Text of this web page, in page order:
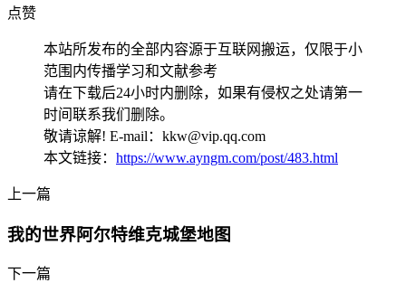
点赞
本站所发布的全部内容源于互联网搬运，仅限于小
范围内传播学习和文献参考
请在下载后24小时内删除，如果有侵权之处请第一
时间联系我们删除。
敬请谅解! E-mail：kkw@vip.qq.com
本文链接： https://www.ayngm.com/post/483.html
上一篇
我的世界阿尔特维克城堡地图
下一篇